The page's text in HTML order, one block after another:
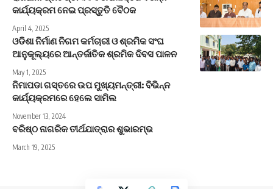
କାର୍ଯ୍ୟକ୍ରମ ନେଇ ପ୍ରସ୍ତୁତି ବୈଠକ
April 4, 2025
ଓଡିଶା ନିର୍ମାଣ ନିଗମ କର୍ମଚାରୀ ଓ ଶ୍ରମିକ ସଂଘ
ଆନୁକୂଲ୍ୟରେ ଆନ୍ତର୍ଜାତିକ ଶ୍ରମିକ ଦିବସ ପାଳନ
May 1, 2025
ନିମାପଡା ଗସ୍ତରେ ଉପ ମୁଖ୍ୟମନ୍ତ୍ରୀ: ବିଭିନ୍ନ
କାର୍ଯ୍ୟକ୍ରମରେ ହେଲେ ସାମିଲ
November 13, 2024
ବରିଷ୍ଠ ନାଗରିକ ତୀର୍ଥଯାତ୍ରାର ଶୁଭାରମ୍ଭ
March 19, 2025